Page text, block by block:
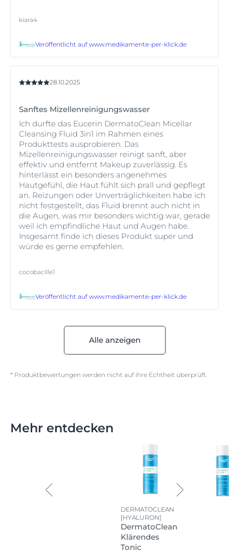
kiara4
Veröffentlicht auf www.medikamente-per-klick.de
28.10.2025
Sanftes Mizellenreinigungswasser
Ich durfte das Eucerin DermatoClean Micellar
Cleansing Fluid 3in1 im Rahmen eines
Produkttests ausprobieren. Das
Mizellenreinigungswasser reinigt sanft, aber
effektiv und entfernt Makeup zuverlässig. Es
hinterlässt ein besonders angenehmes
Hautgefühl, die Haut fühlt sich prall und gepflegt
an. Reizungen oder Unverträglichkeiten habe ich
nicht festgestellt, das Fluid brennt auch nicht in
die Augen, was mir besonders wichtig war, gerade
weil ich empfindliche Haut und Augen habe.
Insgesamt finde ich dieses Produkt super und
würde es gerne empfehlen.
cocobacille1
Veröffentlicht auf www.medikamente-per-klick.de
Alle anzeigen
* Produktbewertungen werden nicht auf ihre Echtheit überprüft.
Mehr entdecken
DERMATOCLEAN
[HYALURON]
DermatoClean
Klärendes
Tonic